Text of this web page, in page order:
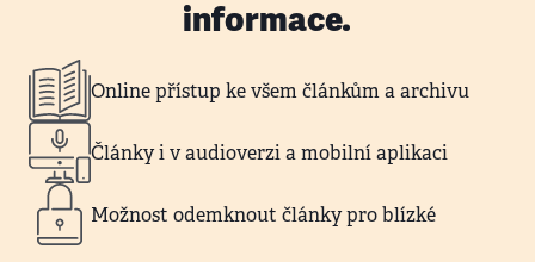
informace.
Online přístup ke všem článkům a archivu
Články i v audioverzi a mobilní aplikaci
Možnost odemknout články pro blízké